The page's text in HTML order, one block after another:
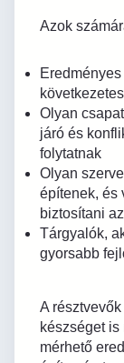
Azok
Olyan
járó és
folytatnak
Olyan
építenek, és
biztosítani
Tárgyalók,
gyorsabb
A
készséget
mérhető